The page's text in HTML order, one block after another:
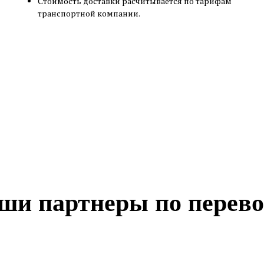
транспортной компании.
партнеры по